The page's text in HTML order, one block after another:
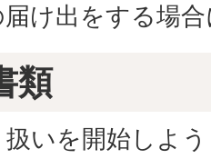
け出をする場
類
いを開始しよ